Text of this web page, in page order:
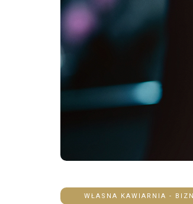
WŁASNA KAWIARNIA -